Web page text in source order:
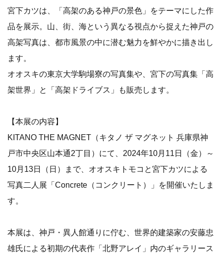
宮下カツは、「高架のある神戸の景色」をテーマにした作
品を展示。山、街、海という異なる視点から捉えた神戸の
高架写真は、都市風景の中に潜む魅力を鮮やかに描き出し
ます。
オオスキの東京大学駒場寮の写真集や、宮下の写真集「高
架世界」と「高架ドライブス」も販売します。
【本展の内容】
KITANO THE MAGNET（キタノ ザ マグネット 兵庫県神
戸市中央区山本通2丁目）にて、2024年10月11日（金）～
10月13日（日）まで、オオスキトモコと宮下カツによる
写真二人展「Concrete（コンクリート）」を開催いたしま
す。
本展は、神戸・異人館通りに佇む、世界的建築家の安藤忠
雄氏による初期の代表作「北野アレイ」内のギャラリース